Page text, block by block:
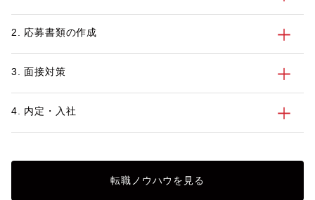
します。
2. 応募書類の作成
3. 面接対策
4. 内定・入社
転職ノウハウを見る